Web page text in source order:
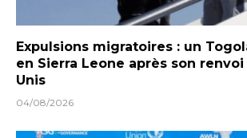
Expulsions migratoires : un
en Sierra Leone après son
Unis
04/08/2026